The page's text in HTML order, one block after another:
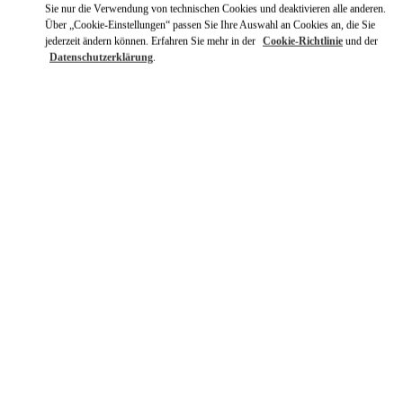
Link Opens in New Tab
Sie nur die Verwendung von technischen Cookies und deaktivieren alle anderen.
Über „Cookie-Einstellungen“ passen Sie Ihre Auswahl an Cookies an, die Sie
jederzeit ändern können. Erfahren Sie mehr in der Cookie-Richtlinie und der
Datenschutzerklärung.